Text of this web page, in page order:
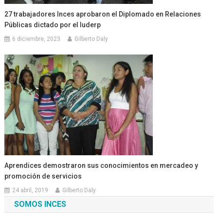
27 trabajadores Inces aprobaron el Diplomado en Relaciones
Públicas dictado por el Iuderp
6 diciembre, 2023 Gilberto Daly
Aprendices demostraron sus conocimientos en mercadeo y
promoción de servicios
24 abril, 2019 Gilberto Daly
SOMOS INCES